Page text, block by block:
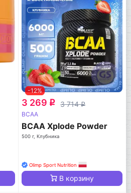
-12%
3 269 q 3 714q
BCAA
BCAA Xplode Powder
500 г, Клубника
Olimp Sport Nutrition
В корзину